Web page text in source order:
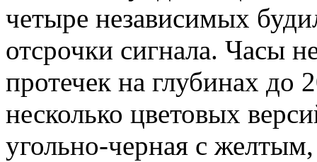
четыре независимых
отсрочки сигнала. Часы
протечек на глубинах
несколько цветовых
угольно-черная с